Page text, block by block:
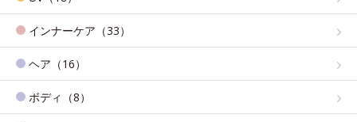
インナーケア（33）
ヘア（16）
ボディ（8）